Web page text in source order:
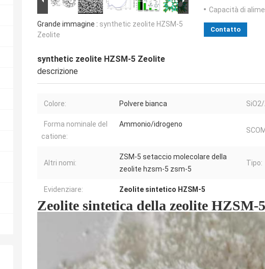
Grande immagine : synthetic zeolite HZSM-5
Zeolite
Capacità di
Contatto
synthetic zeolite HZSM-5 Zeolite
descrizione
Colore: Polvere bianca
Forma nominale del
catione:
Ammonio/idrogeno
Altri nomi:
ZSM-5 setaccio molecolare della
zeolite hzsm-5 zsm-5
Tipo:
Evidenziare: Zeolite sintetico HZSM-5
Zeolite sintetica della zeolite HZSM-5